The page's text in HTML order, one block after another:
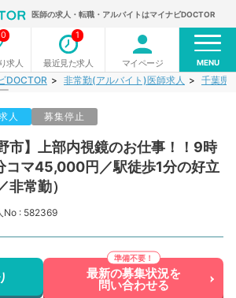
医師の求人・転職・アルバイトはマイナビDOCTOR
求人
0
最近見た求人
1
マイページ MENU
DOCTOR 非常勤(アルバイト)医師求人 千葉県
人 募集停止
市】上部内視鏡のお仕事！！9時
マ45,000円／駅徒歩1分の好立
常勤）
No : 582369
最新の募集状況を
問い合わせる